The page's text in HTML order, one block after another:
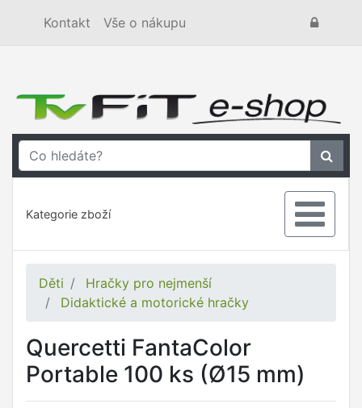
Kontakt Vše o nákupu
Kategorie zboží
Děti
Hračky pro nejmenší
Didaktické a motorické hračky
Quercetti FantaColor
Portable 100 ks (Ø15 mm)